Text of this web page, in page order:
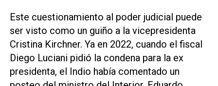
Este cuestionamiento al poder judicial puede
ser visto como un guiño a la vicepresidenta
Cristina Kirchner. Ya en 2022, cuando el fiscal
Diego Luciani pidió la condena para la ex
presidenta, el Indio había comentado un